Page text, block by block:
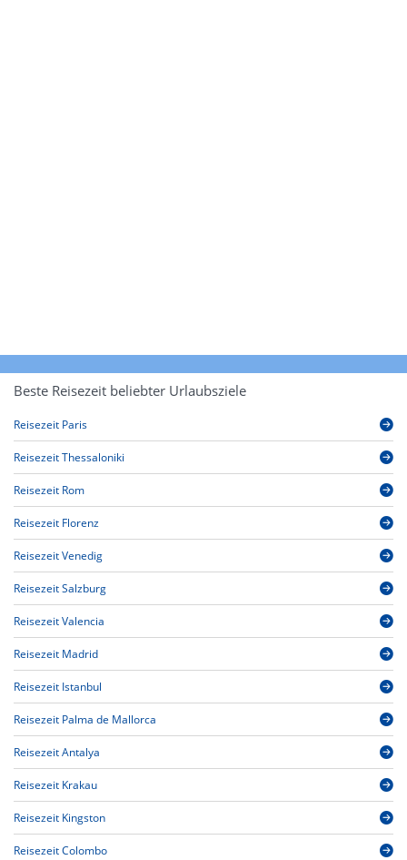
Beste Reisezeit beliebter Urlaubsziele
Reisezeit Paris
Reisezeit Thessaloniki
Reisezeit Rom
Reisezeit Florenz
Reisezeit Venedig
Reisezeit Salzburg
Reisezeit Valencia
Reisezeit Madrid
Reisezeit Istanbul
Reisezeit Palma de Mallorca
Reisezeit Antalya
Reisezeit Krakau
Reisezeit Kingston
Reisezeit Colombo